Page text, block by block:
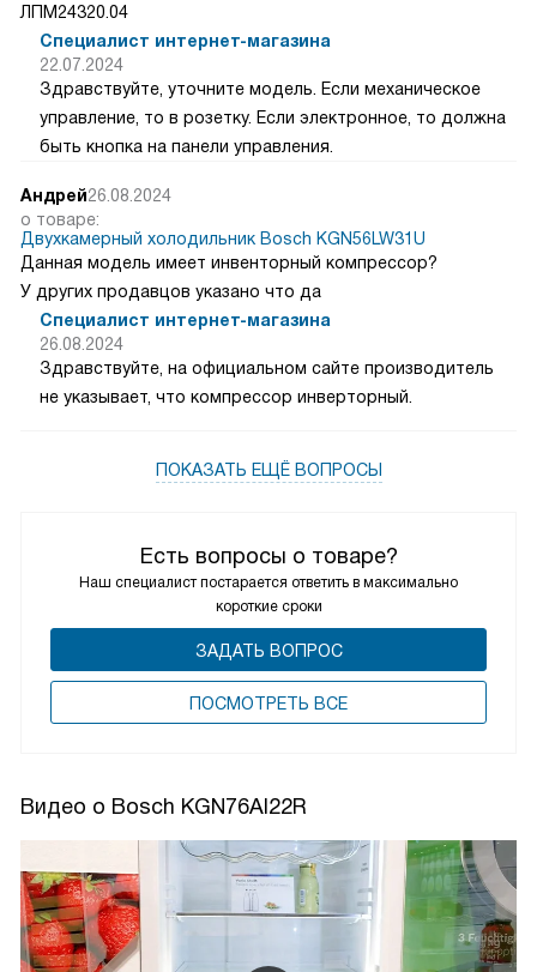
Есть вопросы о товаре?
Наш специалист постарается ответить в максимально
короткие сроки
ЗАДАТЬ ВОПРОС
ПОCМОТРЕТЬ ВСЕ
ЛПМ24320.04
Специалист интернет-магазина
22.07.2024
Здравствуйте, уточните модель. Если механическое
управление, то в розетку. Если электронное, то должна
быть кнопка на панели управления.
Андрей26.08.2024
о товаре:
Двухкамерный холодильник Bosch KGN56LW31U
Данная модель имеет инвенторный компрессор?
У других продавцов указано что да
Специалист интернет-магазина
26.08.2024
Здравствуйте, на официальном сайте производитель
не указывает, что компрессор инверторный.
ПОКАЗАТЬ ЕЩЁ ВОПРОСЫ
Видео о Bosch KGN76AI22R